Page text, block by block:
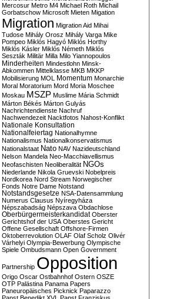
Mercosur Metro M4 Michael Roth Michail
Gorbatschow Microsoft Mieten Migation
Migration Migration Aid Mihai
Tudose Mihály Orosz Mihály Varga Mike
Pompeo Miklós Hagyó Miklós Horthy
Miklós Kásler Miklós Németh Miklós
Seszták Militär Milla Milo Yiannopoulos
Minderheiten Mindestlohn Minsk-
Abkommen Mittelklasse MKB MKKP
Mobilisierung MOL Momentum Monarchie
Moral Moratorium Mord Moria Moschee
Moskau MSZP Muslime Mária Schmidt
Márton Békés Márton Gulyás
Nachrichtendienste Nachruf
Nachwendezeit Nacktfotos Nahost-Konflikt
Nationale Konsultation
Nationalfeiertag Nationalhymne
Nationalismus Nationalkonservatismus
Nationalstaat Nato NAV Nazideutschland
Nelson Mandela Neo-Macchiavellismus
Neofaschisten Neoliberalität NGOs
Niederlande Nikola Gruevski Nobelpreis
Nordkorea Nord Stream Norwegischer
Fonds Notre Dame Notstand
Notstandsgesetze NSA-Datensammlung
Numerus Clausus Nyíregyháza
Népszabadság Népszava Obdachlose
Oberbürgermeisterkandidat Oberster
Gerichtshof der USA Oberstes Gericht
Offene Gesellschaft Offshore-Firmen
Oktoberrevolution OLAF Olaf Scholz Olivér
Várhelyi Olympia-Bewerbung Olympische
Spiele Ombudsmann Open Government
Partnership Opposition
Origo Oscar Ostbahnhof Ostern OSZE
OTP Palästina Panama Papers
Paneuropäisches Picknick Paparazzo